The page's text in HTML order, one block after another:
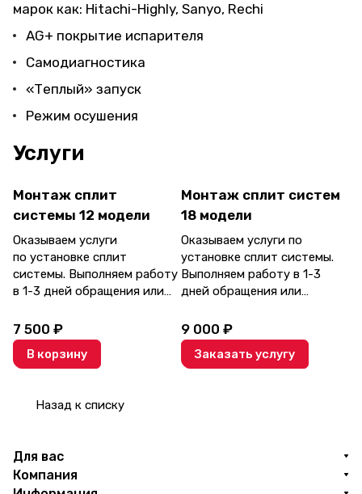
марок как: Hitachi-Highly, Sanyo, Rechi
AG+ покрытие испарителя
Самодиагностика
«Теплый» запуск
Режим осушения
Услуги
Монтаж сплит
системы 12 модели
Оказываем услуги
по установке сплит
системы. Выполняем работу
в 1-3 дней обращения или
время. Делаем все
аккуратно и по
согласованию с заказчиком.
7 500 ₽
В корзину
Монтаж сплит систем
18 модели
Оказываем услуги по
установке сплит системы.
Выполняем работу в 1-3
дней обращения или
время. Делаем все
аккуратно и по
согласованию с заказчиком.
9 000 ₽
Заказать услугу
Назад к списку
Для вас
Компания